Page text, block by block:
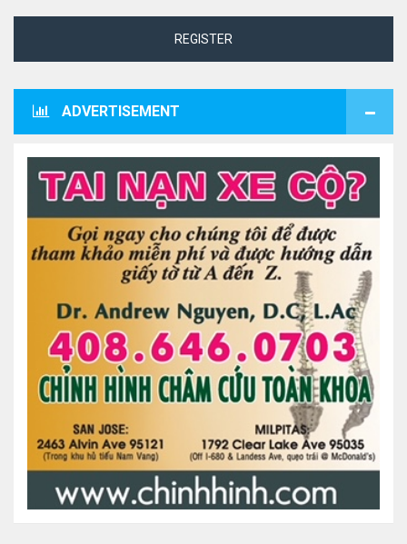
REGISTER
ADVERTISEMENT